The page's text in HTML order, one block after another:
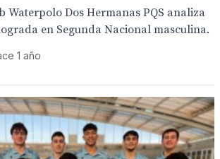
Waterpolo Dos Hermanas PQS analiza
en Segunda Nacional masculina.
1 año